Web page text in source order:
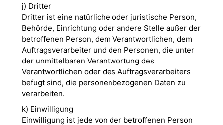
j) Dritter
Dritter ist eine natürliche oder juristische Person,
Behörde, Einrichtung oder andere Stelle außer der
betroffenen Person, dem Verantwortlichen, dem
Auftragsverarbeiter und den Personen, die unter
der unmittelbaren Verantwortung des
Verantwortlichen oder des Auftragsverarbeiters
befugt sind, die personenbezogenen Daten zu
verarbeiten.
k) Einwilligung
Einwilligung ist jede von der betroffenen Person